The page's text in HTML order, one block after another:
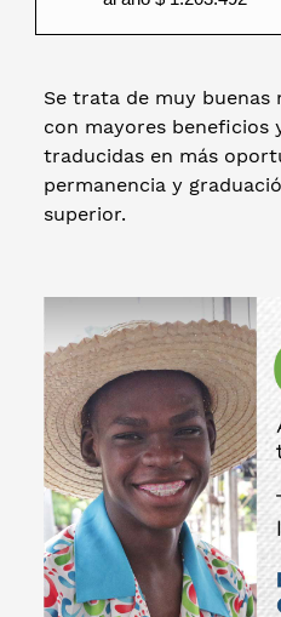
Se trata de muy buenas
con mayores beneficios
traducidas en más
permanencia y
superior.